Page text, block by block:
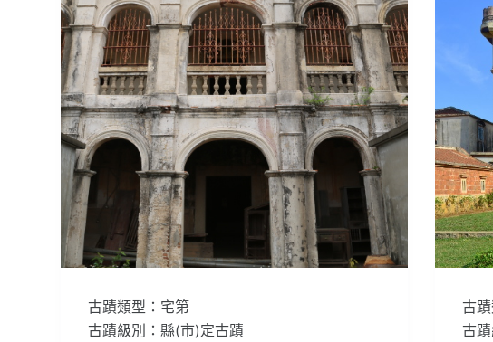
古蹟類型：宅第
古蹟級別：縣(市)定古蹟
古
古